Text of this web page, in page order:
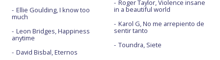
Ellie Goulding, I know too
much
Leon Bridges, Happiness
anytime
David Bisbal, Eternos
Roger Taylor, Violence insane
in a beautiful world
Karol G, No me arrepiento de
sentir tanto
Toundra, Siete